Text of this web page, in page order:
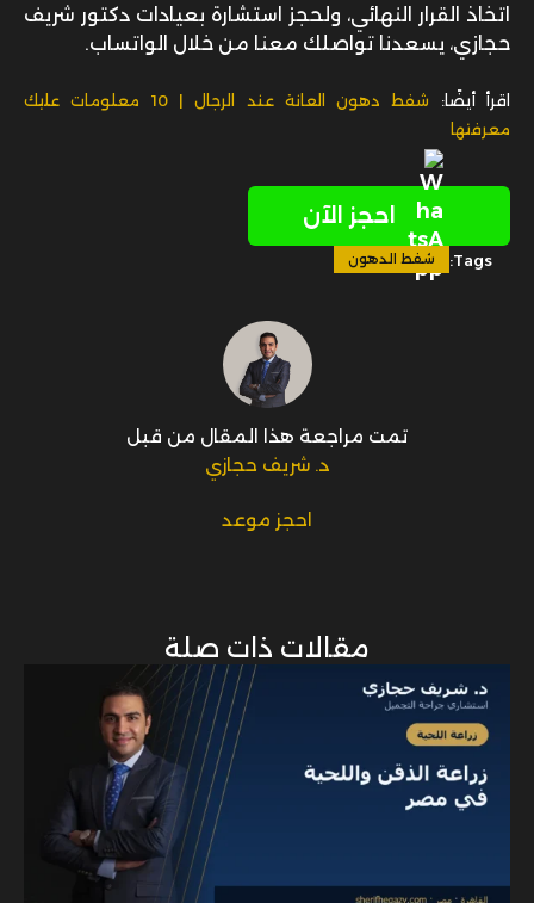
اتخاذ القرار النهائي، ولحجز استشارة بعيادات دكتور شريف
حجازي، يسعدنا تواصلك معنا من خلال الواتساب.
اقرأ أيضًا:
شفط دهون العانة عند الرجال | 10 معلومات عليك
معرفتها
احجز الآن
Tags: شفط الدهون
تمت مراجعة هذا المقال من قبل
د. شريف حجازي
احجز موعد
مقالات ذات صلة